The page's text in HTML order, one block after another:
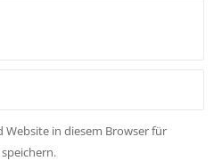
Website in diesem Browser für